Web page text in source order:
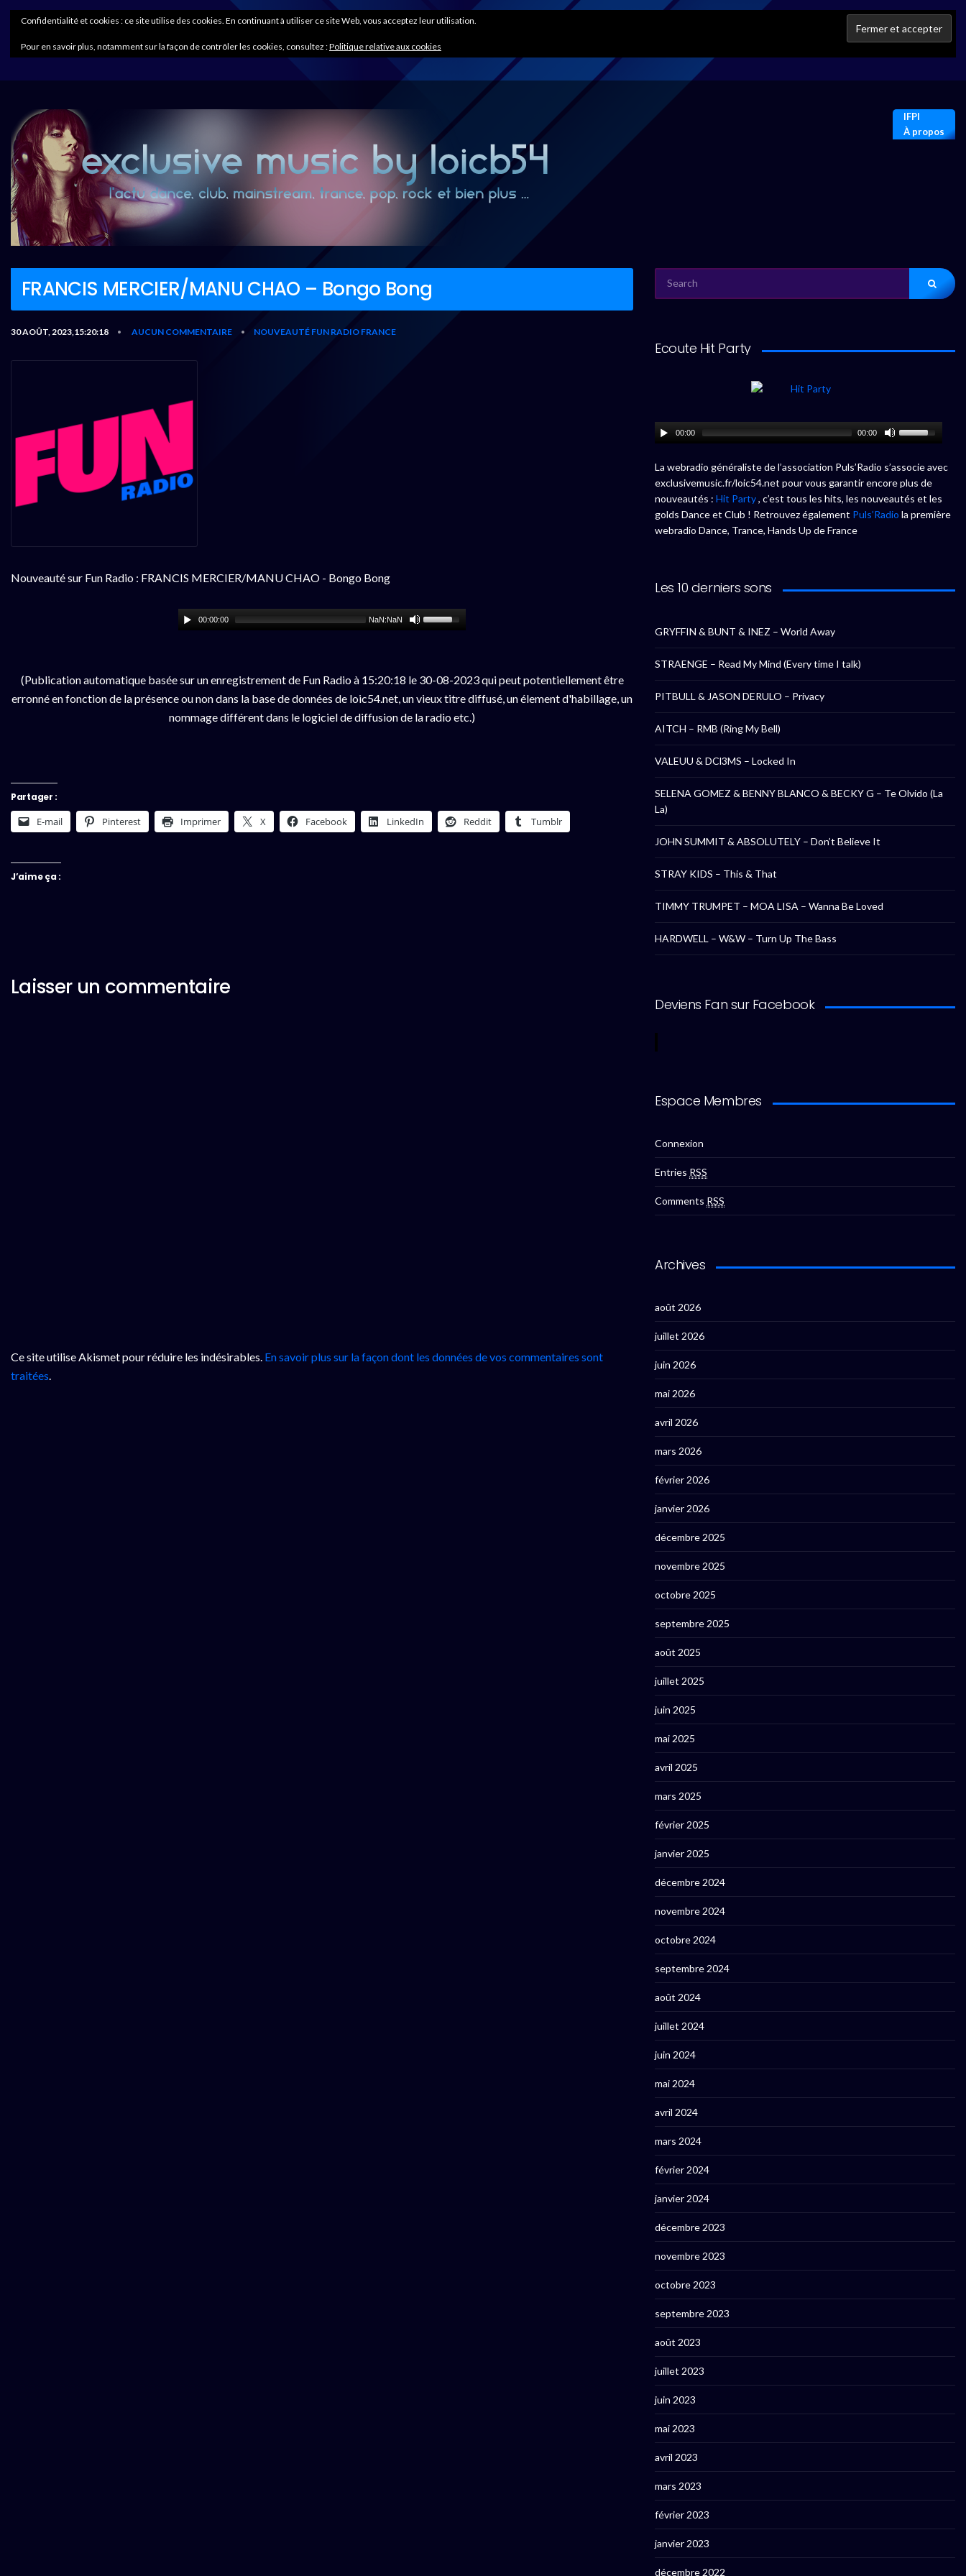
IFPI
À propos
FRANCIS MERCIER/MANU CHAO – Bongo Bong
30 AOÛT, 2023,15:20:18 • AUCUN COMMENTAIRE • NOUVEAUTÉ FUN RADIO FRANCE
Nouveauté sur Fun Radio : FRANCIS MERCIER/MANU CHAO - Bongo Bong
00:00:00 NaN:NaN
(Publication automatique basée sur un enregistrement de Fun Radio à 15:20:18 le 30-08-2023 qui peut potentiellement être
erronné en fonction de la présence ou non dans la base de données de loic54.net, un vieux titre diffusé, un élement d'habillage, un
nommage différent dans le logiciel de diffusion de la radio etc.)
Partager :
E-mail Pinterest Imprimer X Facebook LinkedIn Reddit Tumblr
J’aime ça :
Laisser un commentaire
Ce site utilise Akismet pour réduire les indésirables. En savoir plus sur la façon dont les données de vos commentaires sont
traitées.
FOR:
Ecoute Hit Party
00:00 00:00
La webradio généraliste de l’association Puls’Radio s’associe avec
exclusivemusic.fr/loic54.net pour vous garantir encore plus de
nouveautés : Hit Party, c’est tous les hits, les nouveautés et les
golds Dance et Club ! Retrouvez également Puls’Radio la première
webradio Dance, Trance, Hands Up de France
Les 10 derniers sons
GRYFFIN & BUNT & INEZ – World Away
STRAENGE – Read My Mind (Every time I talk)
PITBULL & JASON DERULO – Privacy
AITCH – RMB (Ring My Bell)
VALEUU & DCl3MS – Locked In
SELENA GOMEZ & BENNY BLANCO & BECKY G – Te Olvido (La
La)
JOHN SUMMIT & ABSOLUTELY – Don’t Believe It
STRAY KIDS – This & That
TIMMY TRUMPET – MOA LISA – Wanna Be Loved
HARDWELL – W&W – Turn Up The Bass
Deviens Fan sur Facebook
Espace Membres
Connexion
Entries RSS
Comments RSS
Archives
août 2026
juillet 2026
juin 2026
mai 2026
avril 2026
mars 2026
février 2026
janvier 2026
décembre 2025
novembre 2025
octobre 2025
septembre 2025
août 2025
juillet 2025
juin 2025
mai 2025
avril 2025
mars 2025
février 2025
janvier 2025
décembre 2024
novembre 2024
octobre 2024
septembre 2024
août 2024
juillet 2024
juin 2024
mai 2024
avril 2024
mars 2024
février 2024
janvier 2024
décembre 2023
novembre 2023
octobre 2023
septembre 2023
août 2023
juillet 2023
juin 2023
mai 2023
avril 2023
mars 2023
février 2023
janvier 2023
décembre 2022
Confidentialité et cookies : ce site utilise des cookies. En continuant à utiliser ce site Web, vous acceptez leur utilisation.
Pour en savoir plus, notamment sur la façon de contrôler les cookies, consultez :Politique relative aux cookies